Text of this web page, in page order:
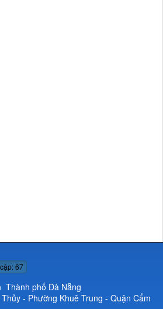
67
Thành phố Đà Nẵng
- Phường Khuê Trung - Quận Cẩm